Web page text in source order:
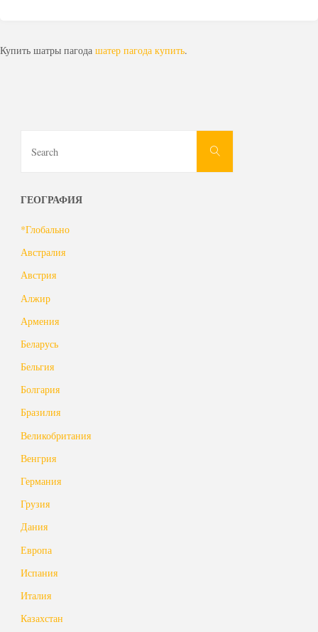
Купить шатры пагода шатер пагода купить.
Search
ГЕОГРАФИЯ
*Глобально
Австралия
Австрия
Алжир
Армения
Беларусь
Бельгия
Болгария
Бразилия
Великобритания
Венгрия
Германия
Грузия
Дания
Европа
Испания
Италия
Казахстан